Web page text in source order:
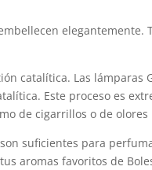
catalítica. Las lámparas
Este proceso es
de cigarrillos o de olores
suficientes para
aromas favoritos de